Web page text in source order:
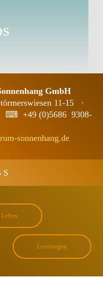
GmbH
11-15 ·
⌨ +49 (0)5686 9308-
sonnenhang.de
S
Leistungen